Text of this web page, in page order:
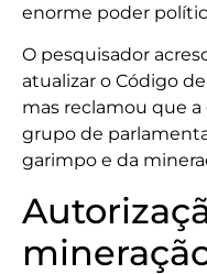
enorme poder
O pesquisador
atualizar o Código
mas reclamou que
grupo de
garimpo e da